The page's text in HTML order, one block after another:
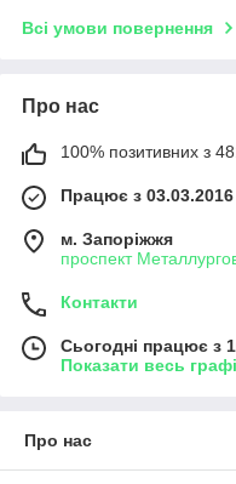
Всі умови повернення
Про нас
100% позитивних з
Працює з 03.03.2016
м. Запоріжжя
проспект
Контакти
Сьогодні працює з
Показати весь
Про нас